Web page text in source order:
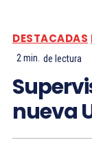
DESTACADAS
2min. de lectura
nueva